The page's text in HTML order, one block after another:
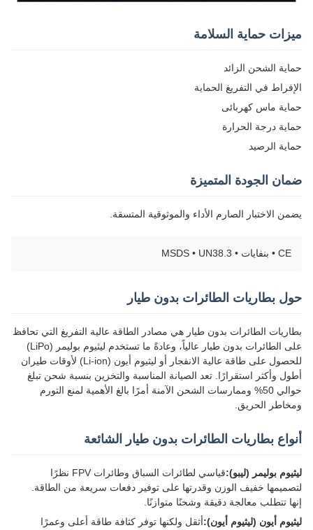
ميزات حماية السلامة
حماية الشحن الزائد
الإفراط في التفريغ الحماية
حماية ماس كهربائى
حماية درجة الحرارة
حماية الرصيد
ضمان الجودة المتميزة
يضمن الاختبار الصارم الأداء والموثوقية المتسقة.
CE • بنفايات • MSDS • UN38.3
حول بطاريات الطائرات بدون طيار
بطاريات الطائرات بدون طيار هي مصادر الطاقة عالية التفريغ التي تحافظ
على الطائرات بدون طيار عالياً، وعادةً ما تستخدم ليثيوم بوليمر (LiPo)
للحصول على طاقة عالية الانفجار أو ليثيوم أيون (Li-ion) لأوقات طيران
أطول وأكثر استقرارًا. تعد الصيانة المناسبة والتخزين بنسبة شحن تبلغ
حوالي 50% وممارسات الشحن الآمنة أمرًا بالغ الأهمية لمنع التورم
ومخاطر الحريق.
أنواع بطاريات الطائرات بدون طيار الشائعة
ليثيوم بوليمر (ليبو):
قياسي لطائرات السباق وطائرات FPV نظرًا
لتصميمها خفيف الوزن وقدرتها على توفير دفعات سريعة من الطاقة.
إنها تتطلب معالجة دقيقة وشحنًا متوازنًا.
ليثيوم أيون (ليثيوم أيون):أثقل ولكنها توفر كثافة طاقة أعلى وعمرًا